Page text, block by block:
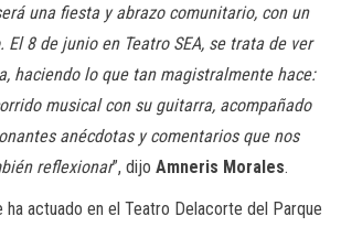
una fiesta y abrazo comunitario, con un
8 de junio en Teatro SEA, se trata de ver
haciendo lo que tan magistralmente hace:
musical con su guitarra, acompañado
anécdotas y comentarios que nos
reflexionar”, dijo Amneris Morales.
ha actuado en el Teatro Delacorte del Parque